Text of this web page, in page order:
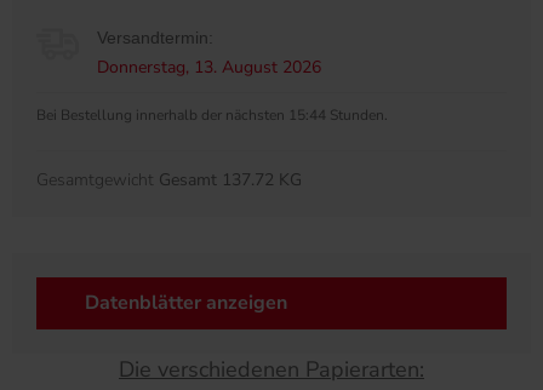
Versandtermin:
Donnerstag, 13. August 2026
Bei Bestellung innerhalb der nächsten 15:44 Stunden.
Gesamtgewicht Gesamt 137.72 KG
Datenblätter anzeigen
Die verschiedenen Papierarten: